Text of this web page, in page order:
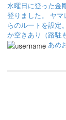
水曜日に登った金
登りました。 ヤマレコのルート計画で登ったことがない水越峠か
らのルートを設定。 水越峠の公共駐車場は、朝早かったので何と
か空きあり（路駐も多かった）。
（ダイトレ）に入り
あめ